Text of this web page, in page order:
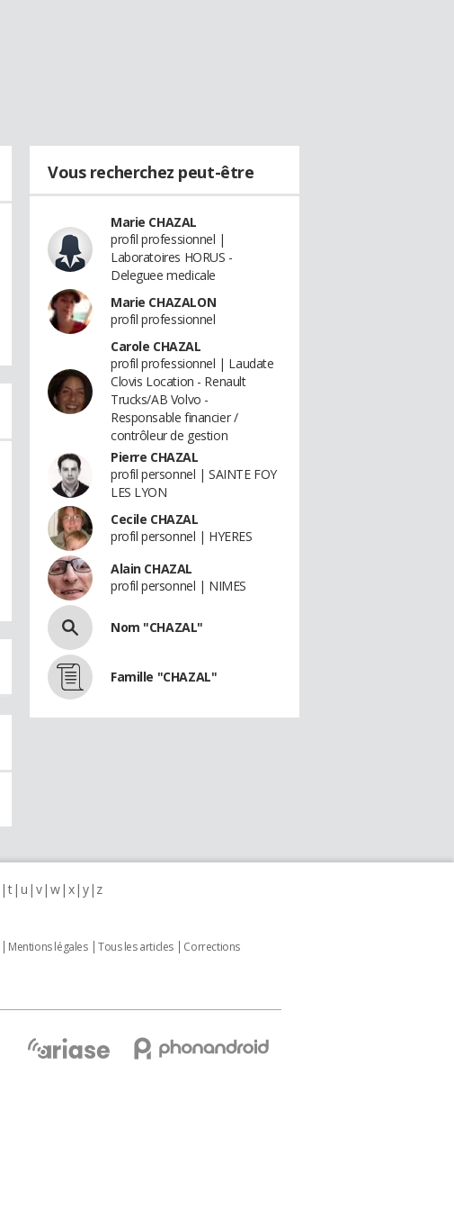
Vous recherchez peut-être
Marie CHAZAL
profil professionnel |
Laboratoires HORUS -
Deleguee medicale
Marie CHAZALON
profil professionnel
Carole CHAZAL
profil professionnel | Laudate
Clovis Location - Renault
Trucks/AB Volvo -
Responsable financier /
contrôleur de gestion
Pierre CHAZAL
profil personnel | SAINTE FOY
LES LYON
Cecile CHAZAL
profil personnel | HYERES
Alain CHAZAL
profil personnel | NIMES
Nom "CHAZAL"
Famille "CHAZAL"
t u v w x y z
Mentions légales Tous les articles
Corrections